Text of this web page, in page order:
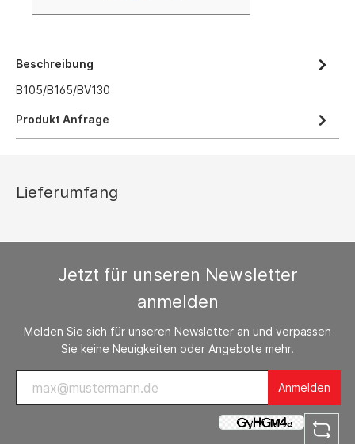
Beschreibung
B105/B165/BV130
Produkt Anfrage
Lieferumfang
Jetzt für unseren Newsletter
anmelden
Melden Sie sich für unseren Newsletter an und verpassen
Sie keine Neuigkeiten oder Angebote mehr.
Anmelden